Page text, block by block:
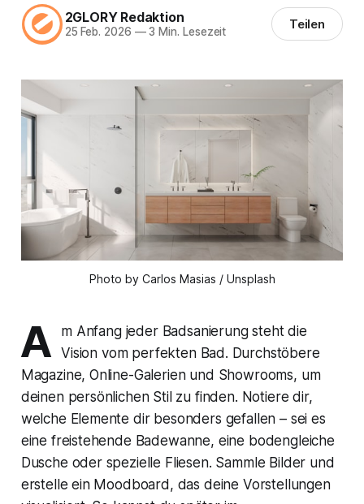
2GLORY Redaktion
25 Feb. 2026 —3 Min. Lesezeit Teilen
Photo by Carlos Masias / Unsplash
A
m Anfang jeder Badsanierung steht die
Vision vom perfekten Bad. Durchstöbere
Magazine, Online-Galerien und Showrooms, um
deinen persönlichen Stil zu finden. Notiere dir,
welche Elemente dir besonders gefallen – sei es
eine freistehende Badewanne, eine bodengleiche
Dusche oder spezielle Fliesen. Sammle Bilder und
erstelle ein Moodboard, das deine Vorstellungen